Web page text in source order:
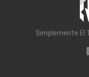
Simplemente El